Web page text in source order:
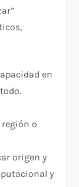
en
o
origen y
y